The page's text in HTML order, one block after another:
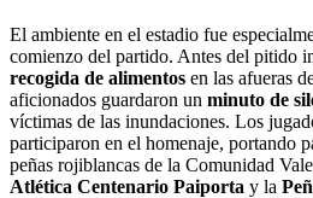
El ambiente en el estadio fue
comienzo del partido. Antes del pitido
recogida de alimentos en las afueras
aficionados guardaron un minuto de
víctimas de las inundaciones. Los
participaron en el homenaje, portando
peñas rojiblancas de la Comunidad
Atlética Centenario Paiporta y la